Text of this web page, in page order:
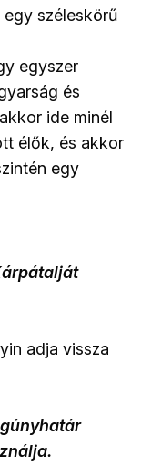
egy széleskörű
egyszer
és
ide minél
élők, és akkor
egy
adja vissza